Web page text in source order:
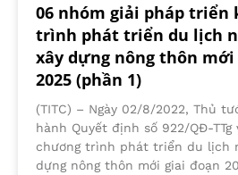
06 nhóm giải pháp triển
trình phát triển du lịch
xây dựng nông thôn mới
2025 (phần 1)
(TITC) – Ngày 02/8/2022, Thủ
hành Quyết định số 922/QĐ-
chương trình phát triển du lịch
dựng nông thôn mới giai đoạn